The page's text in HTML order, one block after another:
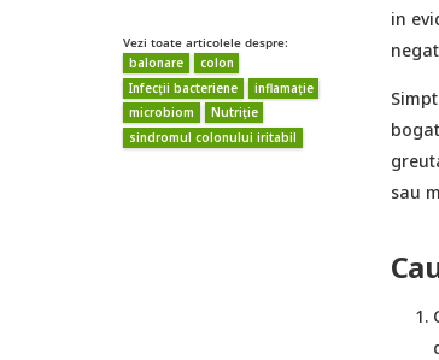
Vezi toate articolele despre:
balonare
colon
Infecții bacteriene
inflamație
microbiom
Nutriție
sindromul colonului iritabil
in
sau